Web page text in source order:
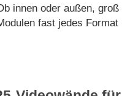
innen oder außen,
fast jedes Format